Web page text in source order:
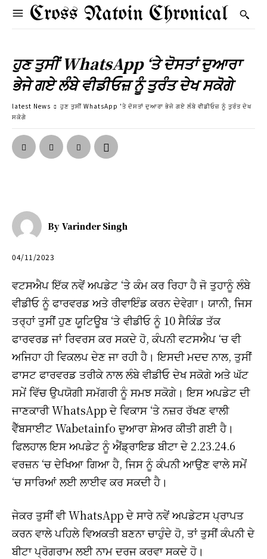
Cross Natoin Chronical
ਹੁਣ ਤੁਸੀਂ WhatsApp ‘ਤੇ ਦੋਸਤਾਂ ਦੁਆਰਾ
ਭੇਜੇ ਗਏ ਲੰਬੇ ਵੀਡੀਓਜ਼ ਨੂੰ ਤੁਰੰਤ ਦੇਖ ਸਕੋਗੇ
latest News
ਹੁਣ ਤੁਸੀਂ WhatsApp 'ਤੇ ਦੋਸਤਾਂ ਦੁਆਰਾ ਭੇਜੇ ਗਏ ਲੰਬੇ ਵੀਡੀਓਜ਼ ਨੂੰ ਤੁਰੰਤ ਦੇਖ
ਸਕੋਗੇ
By Varinder Singh
04/11/2023
ਵਟਸਐਪ ਇੱਕ ਨਵੇਂ ਅਪਡੇਟ ‘ਤੇ ਕੰਮ ਕਰ ਰਿਹਾ ਹੈ ਜੋ ਤੁਹਾਨੂੰ ਲੰਬੇ
ਵੀਡੀਓ ਨੂੰ ਫਾਰਵਰਡ ਅਤੇ ਰੀਵਾਇੰਡ ਕਰਨ ਦੇਵੇਗਾ। ਯਾਨੀ, ਜਿਸ
ਤਰ੍ਹਾਂ ਤੁਸੀਂ ਹੁਣ ਯੂਟਿਊਬ ‘ਤੇ ਵੀਡੀਓ ਨੂੰ 10 ਸੈਕਿੰਡ ਤੱਕ
ਫਾਰਵਰਡ ਜਾਂ ਰਿਵਰਸ ਕਰ ਸਕਦੇ ਹੋ, ਕੰਪਨੀ ਵਟਸਐਪ ‘ਚ ਵੀ
ਅਜਿਹਾ ਹੀ ਵਿਕਲਪ ਦੇਣ ਜਾ ਰਹੀ ਹੈ। ਇਸਦੀ ਮਦਦ ਨਾਲ, ਤੁਸੀਂ
ਫਾਸਟ ਫਾਰਵਰਡ ਤਰੀਕੇ ਨਾਲ ਲੰਬੇ ਵੀਡੀਓ ਦੇਖ ਸਕੋਗੇ ਅਤੇ ਘੱਟ
ਸਮੇਂ ਵਿੱਚ ਉਪਯੋਗੀ ਸਮੱਗਰੀ ਨੂੰ ਸਮਝ ਸਕੋਗੇ। ਇਸ ਅਪਡੇਟ ਦੀ
ਜਾਣਕਾਰੀ WhatsApp ਦੇ ਵਿਕਾਸ ‘ਤੇ ਨਜ਼ਰ ਰੱਖਣ ਵਾਲੀ
ਵੈੱਬਸਾਈਟ Wabetainfo ਦੁਆਰਾ ਸ਼ੇਅਰ ਕੀਤੀ ਗਈ ਹੈ।
ਫਿਲਹਾਲ ਇਸ ਅਪਡੇਟ ਨੂੰ ਐਂਡ੍ਰਾਇਡ ਬੀਟਾ ਦੇ 2.23.24.6
ਵਰਜ਼ਨ ‘ਚ ਦੇਖਿਆ ਗਿਆ ਹੈ, ਜਿਸ ਨੂੰ ਕੰਪਨੀ ਆਉਣ ਵਾਲੇ ਸਮੇਂ
‘ਚ ਸਾਰਿਆਂ ਲਈ ਲਾਈਵ ਕਰ ਸਕਦੀ ਹੈ।
ਜੇਕਰ ਤੁਸੀਂ ਵੀ WhatsApp ਦੇ ਸਾਰੇ ਨਵੇਂ ਅਪਡੇਟਸ ਪ੍ਰਾਪਤ
ਕਰਨ ਵਾਲੇ ਪਹਿਲੇ ਵਿਅਕਤੀ ਬਣਨਾ ਚਾਹੁੰਦੇ ਹੋ, ਤਾਂ ਤੁਸੀਂ ਕੰਪਨੀ ਦੇ
ਬੀਟਾ ਪ੍ਰੋਗਰਾਮ ਲਈ ਨਾਮ ਦਰਜ ਕਰਵਾ ਸਕਦੇ ਹੋ।